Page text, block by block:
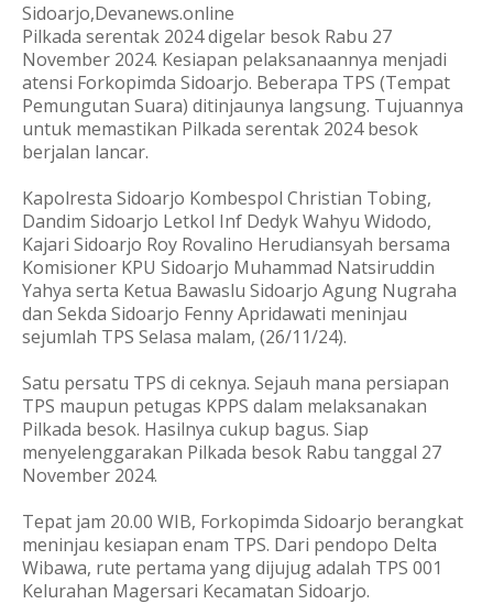
Sidoarjo,Devanews.online
Pilkada serentak 2024 digelar besok Rabu 27
November 2024. Kesiapan pelaksanaannya menjadi
atensi Forkopimda Sidoarjo. Beberapa TPS (Tempat
Pemungutan Suara) ditinjaunya langsung. Tujuannya
untuk memastikan Pilkada serentak 2024 besok
berjalan lancar.
Kapolresta Sidoarjo Kombespol Christian Tobing,
Dandim Sidoarjo Letkol Inf Dedyk Wahyu Widodo,
Kajari Sidoarjo Roy Rovalino Herudiansyah bersama
Komisioner KPU Sidoarjo Muhammad Natsiruddin
Yahya serta Ketua Bawaslu Sidoarjo Agung Nugraha
dan Sekda Sidoarjo Fenny Apridawati meninjau
sejumlah TPS Selasa malam, (26/11/24).
Satu persatu TPS di ceknya. Sejauh mana persiapan
TPS maupun petugas KPPS dalam melaksanakan
Pilkada besok. Hasilnya cukup bagus. Siap
menyelenggarakan Pilkada besok Rabu tanggal 27
November 2024.
Tepat jam 20.00 WIB, Forkopimda Sidoarjo berangkat
meninjau kesiapan enam TPS. Dari pendopo Delta
Wibawa, rute pertama yang dijujug adalah TPS 001
Kelurahan Magersari Kecamatan Sidoarjo.